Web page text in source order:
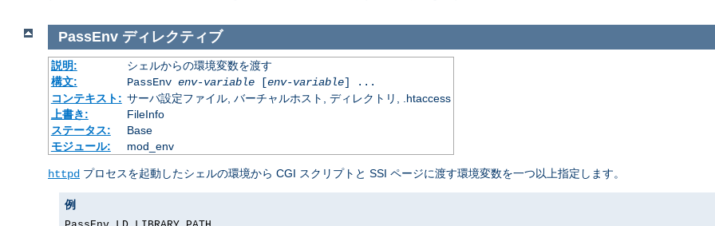
PassEnv ディレクティブ
説明:
シェルからの環境変数を渡す
構文:
PassEnv env-variable[env-variable] ...
コンテキスト: サーバ設定ファイル, バーチャルホスト, ディレクトリ, .htaccess
上書き:
FileInfo
ステータス:
Base
モジュール:
mod_env
httpd プロセスを起動したシェルの環境から CGI スクリプトと SSI ページに渡す環境変数を一つ以上指定します。
例